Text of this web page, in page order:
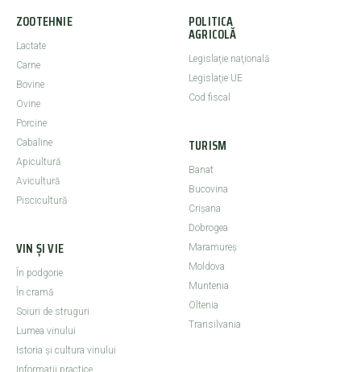
ZOOTEHNIE
Lactate
Carne
Bovine
Ovine
Porcine
Cabaline
Apicultură
Avicultură
Piscicultură
VIN ȘI VIE
În podgorie
În cramă
Soiuri de struguri
Lumea vinului
Istoria şi cultura vinului
Informaţii practice
POLITICA
AGRICOLĂ
Legislaţie naţională
Legislaţie UE
Cod fiscal
TURISM
Banat
Bucovina
Crişana
Dobrogea
Maramureş
Moldova
Muntenia
Oltenia
Transilvania